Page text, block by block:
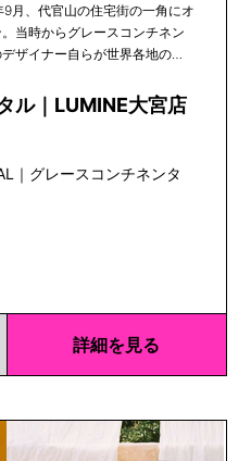
9月、代官山の住宅街の一角にオ
当時からグレースコンチネン
ザイナー自らが世界各地の素
ル｜LUMINE大宮店
｜ グレースコンチネンタ
詳細を見る